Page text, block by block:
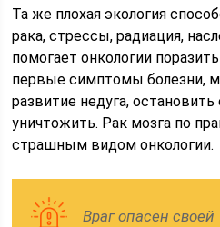
Та же плохая экология
рака, стрессы, радиация,
помогает онкологии
первые симптомы болезни,
развитие недуга,
уничтожить. Рак мозга по
страшным видом онкологии.
Враг опасен своей